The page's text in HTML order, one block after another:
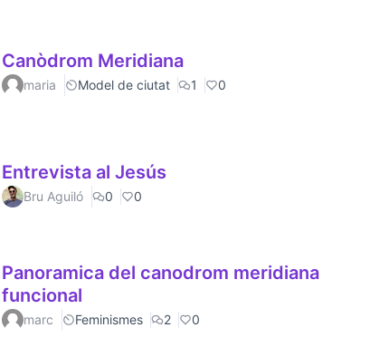
Canòdrom Meridiana
maria Model de ciutat 1 0
Entrevista al Jesús
Bru Aguiló 0 0
Panoramica del canodrom meridiana
funcional
marc Feminismes 2 0